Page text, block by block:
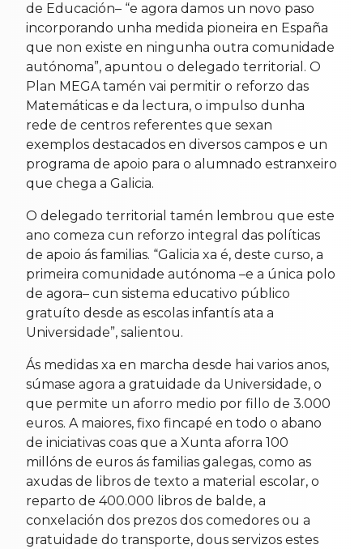
de Educación– “e agora damos un novo paso
incorporando unha medida pioneira en España
que non existe en ningunha outra comunidade
autónoma”, apuntou o delegado territorial. O
Plan MEGA tamén vai permitir o reforzo das
Matemáticas e da lectura, o impulso dunha
rede de centros referentes que sexan
exemplos destacados en diversos campos e un
programa de apoio para o alumnado estranxeiro
que chega a Galicia.
O delegado territorial tamén lembrou que este
ano comeza cun reforzo integral das políticas
de apoio ás familias. “Galicia xa é, deste curso, a
primeira comunidade autónoma –e a única polo
de agora– cun sistema educativo público
gratuíto desde as escolas infantís ata a
Universidade”, salientou.
Ás medidas xa en marcha desde hai varios anos,
súmase agora a gratuidade da Universidade, o
que permite un aforro medio por fillo de 3.000
euros. A maiores, fixo fincapé en todo o abano
de iniciativas coas que a Xunta aforra 100
millóns de euros ás familias galegas, como as
axudas de libros de texto a material escolar, o
reparto de 400.000 libros de balde, a
conxelación dos prezos dos comedores ou a
gratuidade do transporte, dous servizos estes